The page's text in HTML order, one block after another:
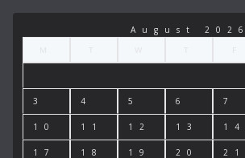
August 2026
3 4 5 6 7
10 11 12 13 14
17 18 19 20 21